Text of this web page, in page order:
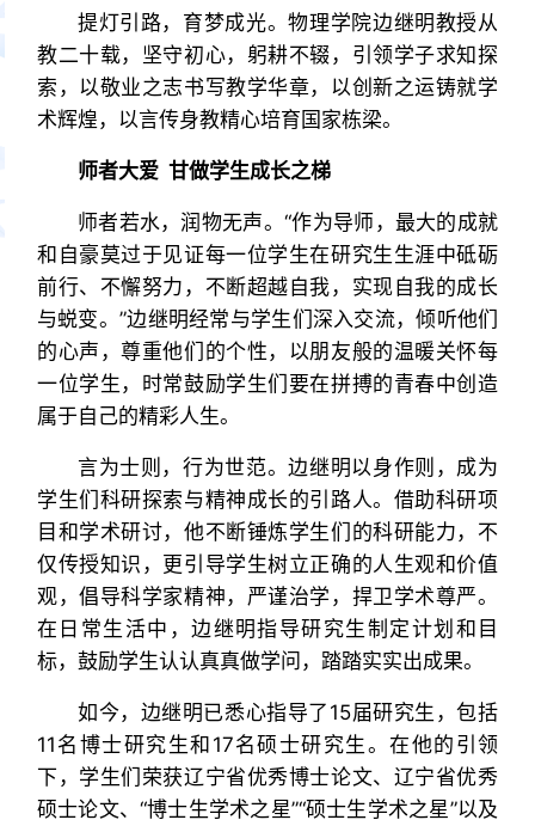
提灯引路，育梦成光。物理学院边继明教授从
教二十载，坚守初心，躬耕不辍，引领学子求知探
索，以敬业之志书写教学华章，以创新之运铸就学
术辉煌，以言传身教精心培育国家栋梁。
师者大爱 甘做学生成长之梯
师者若水，润物无声。“作为导师，最大的成就
和自豪莫过于见证每一位学生在研究生生涯中砥砺
前行、不懈努力，不断超越自我，实现自我的成长
与蜕变。”边继明经常与学生们深入交流，倾听他们
的心声，尊重他们的个性，以朋友般的温暖关怀每
一位学生，时常鼓励学生们要在拼搏的青春中创造
属于自己的精彩人生。
言为士则，行为世范。边继明以身作则，成为
学生们科研探索与精神成长的引路人。借助科研项
目和学术研讨，他不断锤炼学生们的科研能力，不
仅传授知识，更引导学生树立正确的人生观和价值
观，倡导科学家精神，严谨治学，捍卫学术尊严。
在日常生活中，边继明指导研究生制定计划和目
标，鼓励学生认认真真做学问，踏踏实实出成果。
如今，边继明已悉心指导了15届研究生，包括
11名博士研究生和17名硕士研究生。在他的引领
下，学生们荣获辽宁省优秀博士论文、辽宁省优秀
硕士论文、“博士生学术之星”“硕士生学术之星”以及